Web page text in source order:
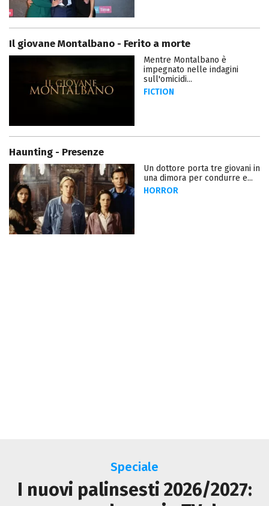
Il giovane Montalbano - Ferito a morte
Mentre Montalbano è
impegnato nelle indagini
sull'omicidi...
FICTION
Haunting - Presenze
Un dottore porta tre giovani in
una dimora per condurre e...
HORROR
Speciale
I nuovi palinsesti 2026/2027: